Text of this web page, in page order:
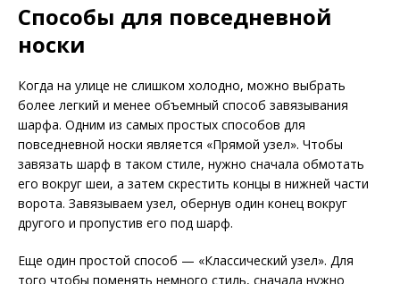
Способы для повседневной
носки
Когда на улице не слишком холодно, можно выбрать
более легкий и менее объемный способ завязывания
шарфа. Одним из самых простых способов для
повседневной носки является «Прямой узел». Чтобы
завязать шарф в таком стиле, нужно сначала обмотать
его вокруг шеи, а затем скрестить концы в нижней части
ворота. Завязываем узел, обернув один конец вокруг
другого и пропустив его под шарф.
Еще один простой способ — «Классический узел». Для
того чтобы поменять немного стиль, сначала нужно